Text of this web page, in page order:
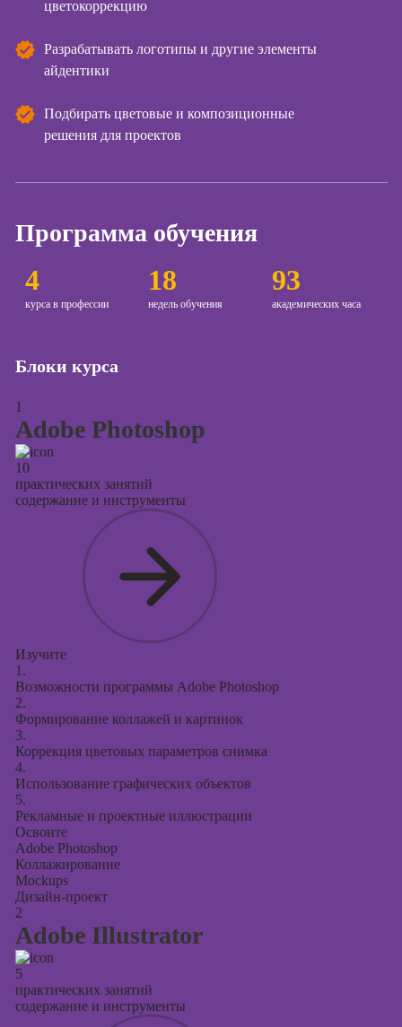
поисковой
сайтов)
сайтов на Tilda
Курсы
продвижения в
цветокоррекцию
Разрабатывать логотипы и другие элементы
айдентики
Подбирать цветовые и композиционные
решения для проектов
4
курса в профессии
18
недель обучения
93
академических часа
Программа обучения
Блоки курса
1
Adobe Photoshop
10
практических занятий
содержание и инструменты
Изучите
1.
Возможности программы Adobe Photoshop
2.
Формирование коллажей и картинок
3.
Коррекция цветовых параметров снимка
4.
Использование графических объектов
5.
Рекламные и проектные иллюстрации
Освоите
Adobe Photoshop
Коллажирование
Mockups
Дизайн-проект
2
Adobe Illustrator
5
практических занятий
содержание и инструменты